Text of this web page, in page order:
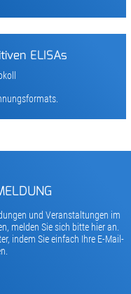
ELISAs
und Veranstaltungen im
melden Sie sich bitte hier an.
indem Sie einfach Ihre E-Mail-